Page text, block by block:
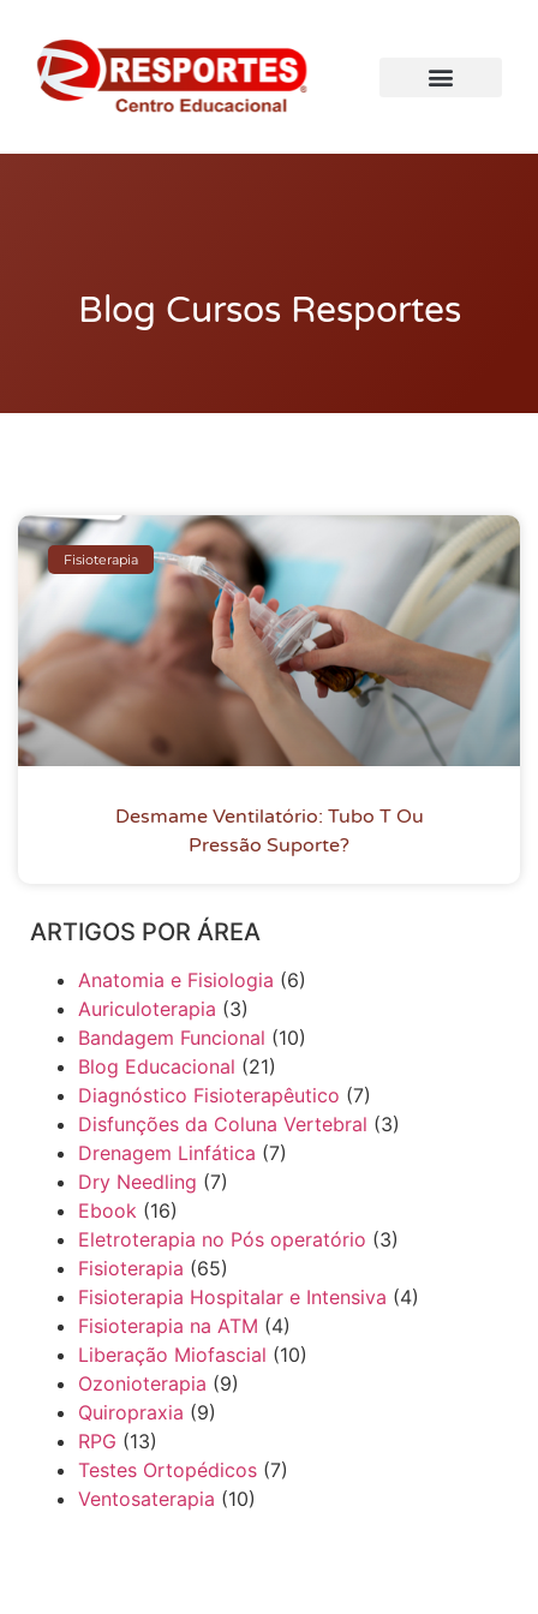
Blog Cursos Resportes
Fisioterapia
Desmame Ventilatório: Tubo T Ou
Pressão Suporte?
ARTIGOS POR ÁREA
Anatomia e Fisiologia (6)
Auriculoterapia (3)
Bandagem Funcional (10)
Blog Educacional (21)
Diagnóstico Fisioterapêutico (7)
Disfunções da Coluna Vertebral (3)
Drenagem Linfática (7)
Dry Needling (7)
Ebook (16)
Eletroterapia no Pós operatório (3)
Fisioterapia (65)
Fisioterapia Hospitalar e Intensiva (4)
Fisioterapia na ATM (4)
Liberação Miofascial (10)
Ozonioterapia (9)
Quiropraxia (9)
RPG (13)
Testes Ortopédicos (7)
Ventosaterapia (10)